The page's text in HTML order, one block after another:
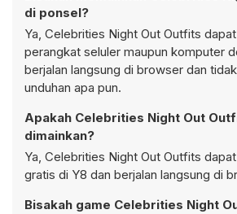
di ponsel?
Ya, Celebrities Night Out Outfits
perangkat seluler maupun komputer
berjalan langsung di browser dan
unduhan apa pun.
Apakah Celebrities Night Out
dimainkan?
Ya, Celebrities Night Out Outfits
gratis di Y8 dan berjalan langsung di
Bisakah game Celebrities Night